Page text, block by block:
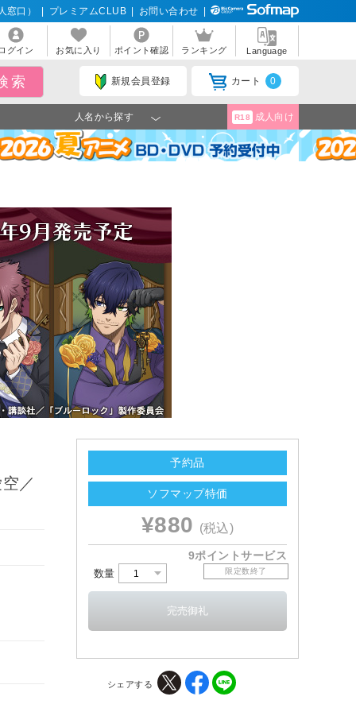
窓口） プレミアムCLUB お問い合わせ
ログイン お気に入り ポイント確認 ランキング Language
新規会員登録 カート 0
人名から探す R18 成人向け
／
予約品
ソフマップ特価
¥880 (税込)
9ポイントサービス
数量 限定数終了
シェアする